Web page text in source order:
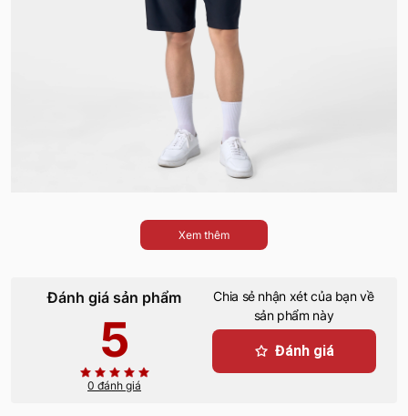
Xem thêm
Đánh giá sản phẩm
5
0 đánh giá
Chia sẻ nhận xét của bạn về
sản phẩm này
Đánh giá